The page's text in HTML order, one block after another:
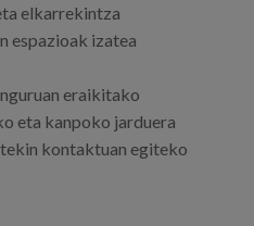
elkarrekintza
espazioak izatea
eraikitako
eta kanpoko jarduera
kontaktuan egiteko